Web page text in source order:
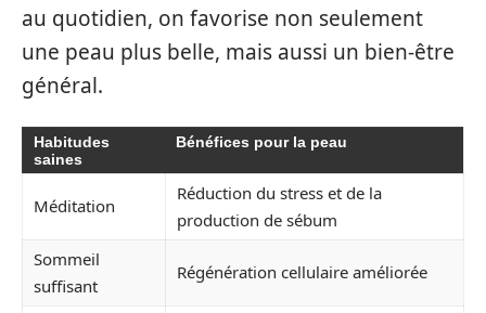
au quotidien, on favorise non seulement
une peau plus belle, mais aussi un bien-être
général.
Habitudes
saines
Bénéfices pour la peau
Méditation
Réduction du stress et de la
production de sébum
Sommeil
suffisant
Régénération cellulaire améliorée